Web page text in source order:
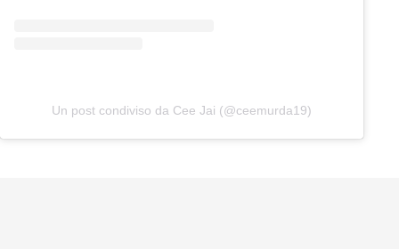
Un post condiviso da Cee Jai (@ceemurda19)